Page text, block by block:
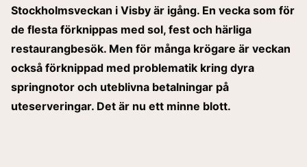
Stockholmsveckan i Visby är igång. En vecka som för
de flesta förknippas med sol, fest och härliga
restaurangbesök. Men för många krögare är veckan
också förknippad med problematik​​ kring dyra
springnotor och uteblivna betalningar på
uteserveringar. Det är nu ett minne blott.